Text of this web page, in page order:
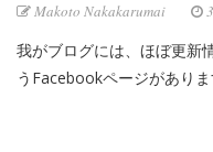
Makoto Nakakarumai
我がブログには、ほぼ更新
うFacebookページがありま